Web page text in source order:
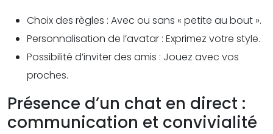
Choix des règles : Avec ou sans « petite au bout ».
Personnalisation de l’avatar : Exprimez votre style.
Possibilité d’inviter des amis : Jouez avec vos
proches.
Présence d’un chat en direct :
communication et convivialité